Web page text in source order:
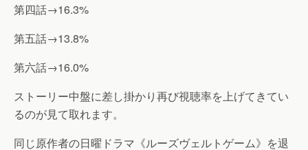
第四話→16.3%
第五話→13.8%
第六話→16.0%
ストーリー中盤に差し掛かり再び視聴率を上げてきてい
るのが見て取れます。
同じ原作者の日曜ドラマ《ルーズヴェルトゲーム》を退